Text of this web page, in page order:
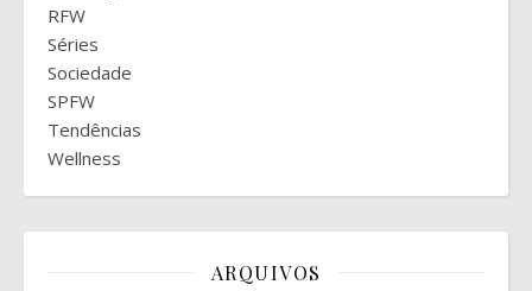
RFW
Séries
Sociedade
SPFW
Tendências
Wellness
ARQUIVOS